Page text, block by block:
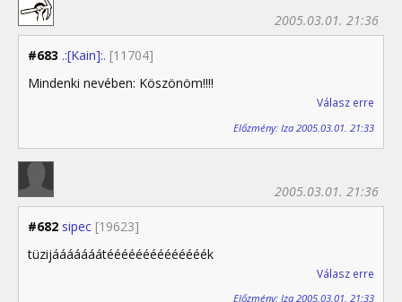
#683 .:[Kain]:. [11704]
2005.03.01. 21:36
Mindenki nevében: Köszönöm!!!!
Válasz erre
Előzmény: Iza 2005.03.01. 21:33
#682 sipec [19623]
2005.03.01. 21:36
tüzijááááááátéééééééééééééék
Válasz erre
Előzmény: Iza 2005.03.01. 21:33